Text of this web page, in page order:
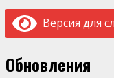
Версия для
Обновления